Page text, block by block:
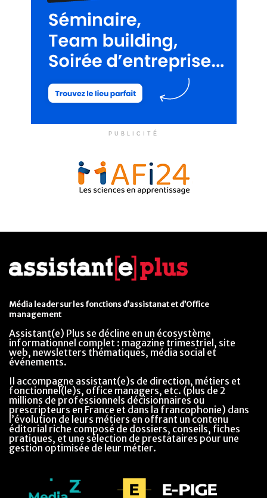
PUBLICITÉ
Média leader sur les fonctions d’assistanat et d’Office
management
Assistant(e) Plus se décline en un écosystème
informationnel complet : magazine trimestriel, site
web, newsletters thématiques, média social et
événements.
Il accompagne assistant(e)s de direction, métiers et
fonctionnel(le)s, office managers, etc. (plus de 2
millions de professionnels décisionnaires ou
prescripteurs en France et dans la francophonie) dans
l’évolution de leurs métiers en offrant un contenu
éditorial riche composé de dossiers, conseils, fiches
pratiques, et une sélection de prestataires pour une
gestion optimisée de leur métier.